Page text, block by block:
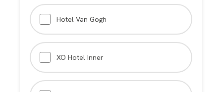
Hotel Van Gogh
XO Hotel Inner